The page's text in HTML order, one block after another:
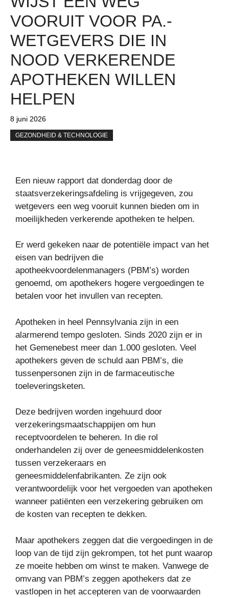
VOORUIT VOOR PA.-
WETGEVERS DIE IN
NOOD VERKERENDE
APOTHEKEN WILLEN
HELPEN
8 juni 2026
GEZONDHEID & TECHNOLOGIE
Een nieuw rapport dat donderdag door de
staatsverzekeringsafdeling is vrijgegeven, zou
wetgevers een weg vooruit kunnen bieden om in
moeilijkheden verkerende apotheken te helpen.
Er werd gekeken naar de potentiële impact van het
eisen van bedrijven die
apotheekvoordelenmanagers (PBM’s) worden
genoemd, om apothekers hogere vergoedingen te
betalen voor het invullen van recepten.
Apotheken in heel Pennsylvania zijn in een
alarmerend tempo gesloten. Sinds 2020 zijn er in
het Gemenebest meer dan 1.000 gesloten. Veel
apothekers geven de schuld aan PBM’s, die
tussenpersonen zijn in de farmaceutische
toeleveringsketen.
Deze bedrijven worden ingehuurd door
verzekeringsmaatschappijen om hun
receptvoordelen te beheren. In die rol
onderhandelen zij over de geneesmiddelenkosten
tussen verzekeraars en
geneesmiddelenfabrikanten. Ze zijn ook
verantwoordelijk voor het vergoeden van apotheken
wanneer patiënten een verzekering gebruiken om
de kosten van recepten te dekken.
Maar apothekers zeggen dat die vergoedingen in de
loop van de tijd zijn gekrompen, tot het punt waarop
ze moeite hebben om winst te maken. Vanwege de
omvang van PBM’s zeggen apothekers dat ze
vastlopen in het accepteren van de voorwaarden